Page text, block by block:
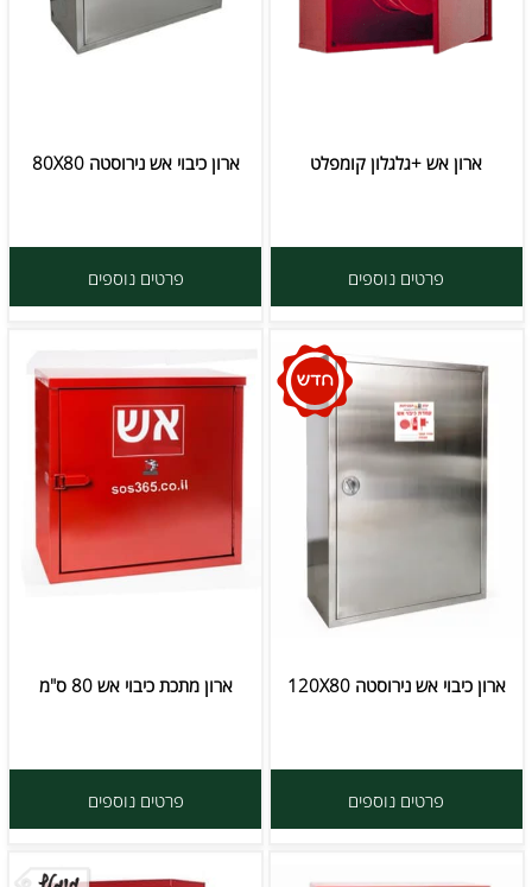
ארון אש +גלגלון קומפלט
פרטים נוספים
ארון כיבוי אש נירוסטה 80X80
פרטים נוספים
ארון כיבוי אש נירוסטה 120X80
פרטים נוספים
ארון מתכת כיבוי אש 80 ס"מ
פרטים נוספים